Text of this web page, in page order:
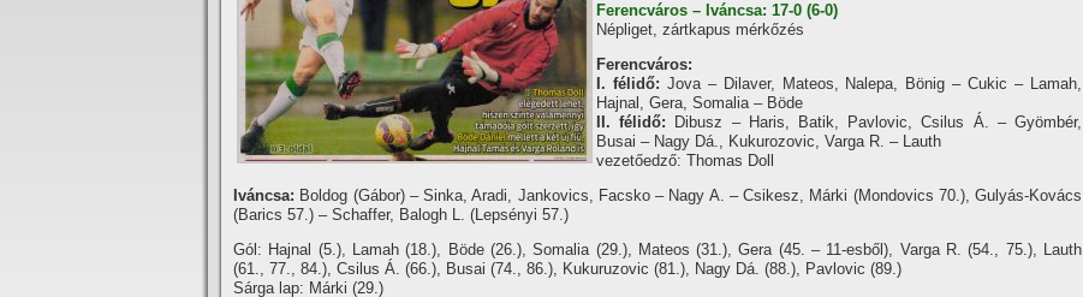
Ferencváros – Iváncsa: 17-0 (6-0)
Népliget, zártkapus mérkőzés
Ferencváros:
I. félidő: Jova – Dilaver, Mateos, Nalepa, Bönig – Cukic – Lamah,
Hajnal, Gera, Somalia – Böde
II. félidő: Dibusz – Haris, Batik, Pavlovic, Csilus Á. – Gyömbér,
Busai – Nagy Dá., Kukurozovic, Varga R. – Lauth
vezetőedző: Thomas Doll
Iváncsa: Boldog (Gábor) – Sinka, Aradi, Jankovics, Facsko – Nagy A. – Csikesz, Márki (Mondovics 70.), Gulyás-Kovács
(Barics 57.) – Schaffer, Balogh L. (Lepsényi 57.)
Gól: Hajnal (5.), Lamah (18.), Böde (26.), Somalia (29.), Mateos (31.), Gera (45. – 11-esből), Varga R. (54., 75.), Lauth
(61., 77., 84.), Csilus Á. (66.), Busai (74., 86.), Kukuruzovic (81.), Nagy Dá. (88.), Pavlovic (89.)
Sárga lap: Márki (29.)